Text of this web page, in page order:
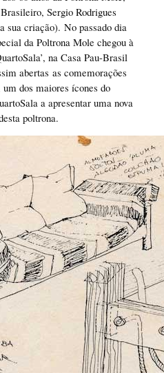
Sergio Rodrigues
sua criação). No passado dia
da Poltrona Mole chegou à
na Casa Pau-Brasil
abertas as comemorações
dos maiores ícones do
a apresentar uma nova
poltrona.